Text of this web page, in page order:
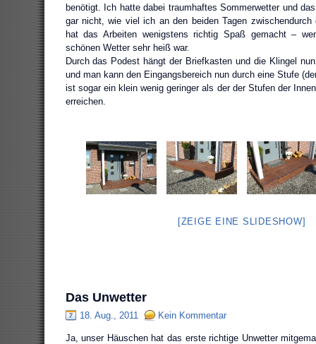
benötigt. Ich hatte dabei traumhaftes Sommerwetter und
gar nicht, wie viel ich an den beiden Tagen zwischendurch
hat das Arbeiten wenigstens richtig Spaß gemacht –
schönen Wetter sehr heiß war.
Durch das Podest hängt der Briefkasten und die Klingel nun
und man kann den Eingangsbereich nun durch eine Stufe
ist sogar ein klein wenig geringer als der der Stufen der
erreichen.
[ZEIGE EINE SLIDESHOW]
Das Unwetter
18. Aug., 2011 Kein Kommentar
Ja, unser Häuschen hat das erste richtige Unwetter